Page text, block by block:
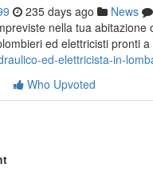
235 days ago News
nella tua
ed elettricisti pronti
ed-elettricista-in-
Who Upvoted